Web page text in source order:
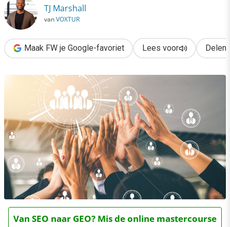
TJ Marshall
vanVOXTUR
Maak FW je Google-favoriet Lees voor Delen
Van SEO naar GEO? Mis de online mastercourse